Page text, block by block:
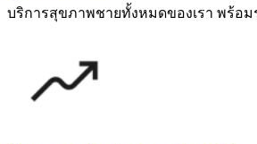
บริการสุขภาพชายทั้งหมดของเรา พร้อม